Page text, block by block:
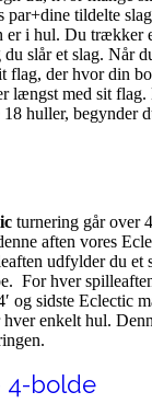
par+dine tildelte
er i hul. Du trækker
slår et slag. Når
flag, der hvor din
længst med sit
huller, begynder
turnering går over
aften vores
udfylder du et
For hver
og sidste Eclectic
enkelt hul.
4-bolde